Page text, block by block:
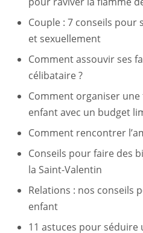
Couple : 7 conseils pour
et sexuellement
Comment assouvir ses
célibataire ?
Comment organiser une
enfant avec un budget
Comment rencontrer
Conseils pour faire des
la Saint-Valentin
Relations : nos conseils
enfant
11 astuces pour séduire